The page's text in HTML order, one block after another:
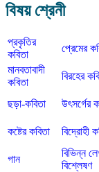
বিষয় শ্রেনী
প্রকৃতির
কবিতা
প্রেমের
মানবতাবাদী
কবিতা
বিরহের
ছড়া-কবিতা উৎসর্গের
কষ্টের কবিতা বিদ্রোহী
গান
বিভিন্ন
বিশ্লেষণ